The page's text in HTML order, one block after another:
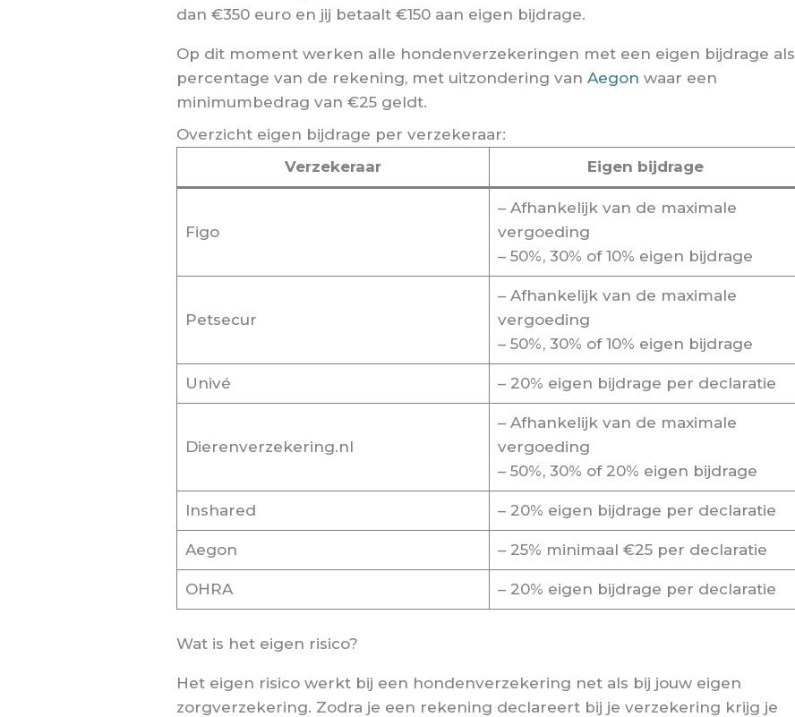
dan €350 euro en jij betaalt €150 aan eigen bijdrage.
Op dit moment werken alle hondenverzekeringen met een eigen bijdrage als
percentage van de rekening, met uitzondering van Aegon waar een
minimumbedrag van €25 geldt.
Overzicht eigen bijdrage per verzekeraar:
Verzekeraar
Eigen bijdrage
Figo
– Afhankelijk van de maximale
vergoeding
– 50%, 30% of 10% eigen bijdrage
Petsecur
– Afhankelijk van de maximale
vergoeding
– 50%, 30% of 10% eigen bijdrage
Univé – 20% eigen bijdrage per declaratie
Dierenverzekering.nl
– Afhankelijk van de maximale
vergoeding
– 50%, 30% of 20% eigen bijdrage
Inshared – 20% eigen bijdrage per declaratie
Aegon – 25% minimaal €25 per declaratie
OHRA – 20% eigen bijdrage per declaratie
Wat is het eigen risico?
Het eigen risico werkt bij een hondenverzekering net als bij jouw eigen
zorgverzekering. Zodra je een rekening declareert bij je verzekering krijg je